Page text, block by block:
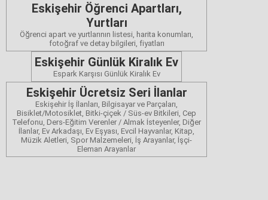
Eskişehir Öğrenci Apartları,
Yurtları
Öğrenci apart ve yurtlarının listesi, harita konumları,
fotoğraf ve detay bilgileri, fiyatları
Eskişehir Günlük Kiralık Ev
Espark Karşısı Günlük Kiralık Ev
Eskişehir Ücretsiz Seri İlanlar
Eskişehir İş İlanları, Bilgisayar ve Parçaları,
Bisiklet/Motosiklet, Bitki-çiçek / Süs-ev Bitkileri, Cep
Telefonu, Ders-Eğitim Verenler / Almak İsteyenler, Diğer
İlanlar, Ev Arkadaşı, Ev Eşyası, Evcil Hayvanlar, Kitap,
Müzik Aletleri, Spor Malzemeleri, İş Arayanlar, İşçi-
Eleman Arayanlar